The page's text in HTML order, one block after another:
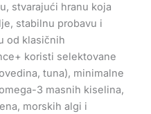
stvarajući hranu koja
stabilnu probavu i
od klasičnih
koristi selektovane
tuna), minimalne
3 masnih kiselina,
morskih algi i